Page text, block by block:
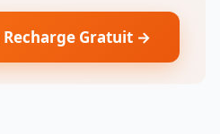
Recharge Gratuit →